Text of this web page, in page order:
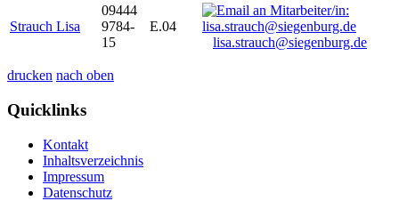
Strauch Lisa
09444
9784-
15
E.04
lisa.strauch@siegenburg.de
drucken nach oben
Quicklinks
Kontakt
Inhaltsverzeichnis
Impressum
Datenschutz